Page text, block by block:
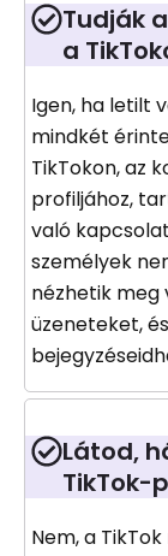
Tudják
a
Igen, ha letilt
mindkét
TikTokon, az
profiljához,
való
személyek
nézhetik meg
üzeneteket,
Látod,
TikTok-
Nem, a